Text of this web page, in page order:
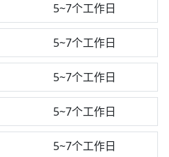
5~7个工作日
5~7个工作日
5~7个工作日
5~7个工作日
5~7个工作日